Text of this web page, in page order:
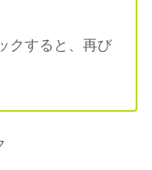
クすると、再び